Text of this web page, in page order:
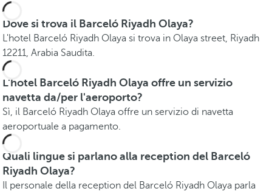
Dove si trova il Barceló Riyadh Olaya?
L'hotel Barceló Riyadh Olaya si trova in Olaya street, Riyadh
12211, Arabia Saudita.
L'hotel Barceló Riyadh Olaya offre un servizio
navetta da/per l'aeroporto?
Sì, il Barceló Riyadh Olaya offre un servizio di navetta
aeroportuale a pagamento.
Quali lingue si parlano alla reception del Barceló
Riyadh Olaya?
Il personale della reception del Barceló Riyadh Olaya parla